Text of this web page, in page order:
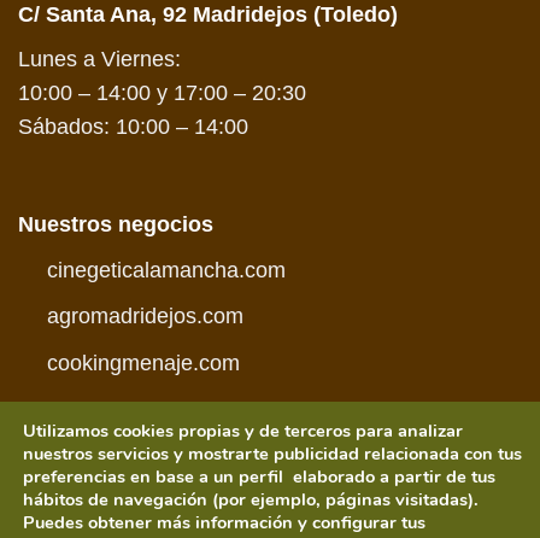
C/ Santa Ana, 92 Madridejos (Toledo)
Lunes a Viernes:
10:00 – 14:00 y 17:00 – 20:30
Sábados: 10:00 – 14:00
Nuestros negocios
cinegeticalamancha.com
agromadridejos.com
cookingmenaje.com
Visa PayPal MasterCardAmericanCredit
Visa
Utilizamos cookies propias y de terceros para analizar
nuestros servicios y mostrarte publicidad relacionada con tus
preferencias en base a un perfil elaborado a partir de tus
hábitos de navegación (por ejemplo, páginas visitadas).
Puedes obtener más información y configurar tus